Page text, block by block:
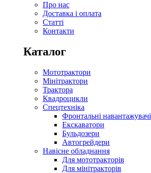
Про нас
Доставка і оплата
Статті
Контакти
Каталог
Мототрактори
Мінітрактори
Трактора
Квадроцикли
Спецтехніка
Фронтальні навантажувачі
Екскаватори
Бульдозери
Автогрейдери
Навісне обладнання
Для мототракторів
Для мінітракторів